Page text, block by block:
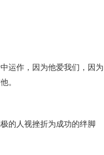
运作，因为他爱我们，因为
。
的人视挫折为成功的绊脚